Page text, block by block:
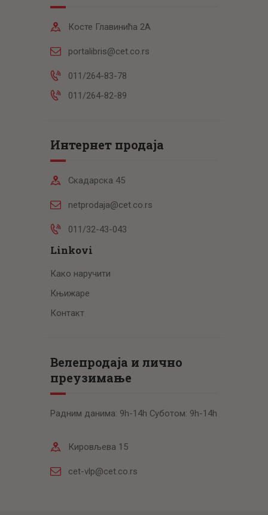
Косте Главинића 2А
portalibris@cet.co.rs
011/264-83-78
011/264-82-89
Интернет продаја
Скадарска 45
netprodaja@cet.co.rs
011/32-43-043
Linkovi
Како наручити
Књижаре
Контакт
Велепродаја и лично
преузимање
Радним данима: 9h-14h Суботом: 9h-14h
Кировљева 15
cet-vlp@cet.co.rs